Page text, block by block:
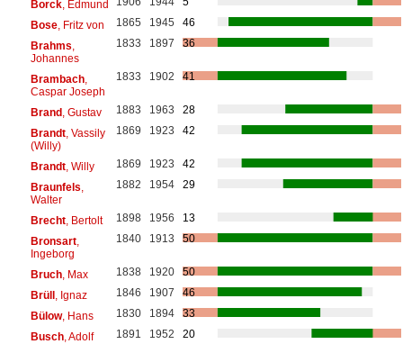
Borck, Edmund
Bose, Fritz von 1865 1945
46
Brahms
Johannes
1833 1897 36
Brambach,
Caspar Joseph
1833 1902 41
Brand, Gustav 1883 1963
28
Brandt, Vassily
(Willy)
1869 1923 42
Brandt, Willy 1869 1923
42
Braunfels
Walter
1882 1954 29
Brecht, Bertolt 1898 1956
13
Bronsart,
Ingeborg
1840 1913 50
Bruch, Max 1838 1920
50
Brüll, Ignaz 1846 1907
46
Bülow, Hans 1830 1894
33
Busch, Adolf 1891 1952
20